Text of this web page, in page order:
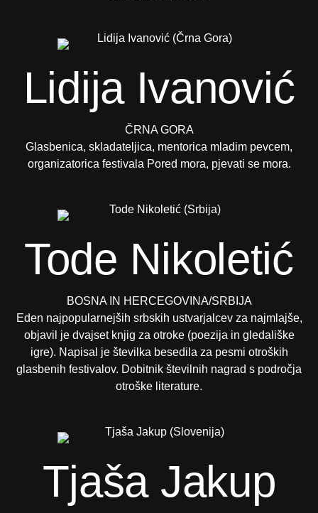
Lidija Ivanović
ČRNA GORA
Glasbenica, skladateljica, mentorica mladim pevcem,
organizatorica festivala Pored mora, pjevati se mora.
Tode Nikoletić
BOSNA IN HERCEGOVINA/SRBIJA
Eden najpopularnejših srbskih ustvarjalcev za najmlajše,
objavil je dvajset knjig za otroke (poezija in gledališke
igre). Napisal je številka besedila za pesmi otroških
glasbenih festivalov. Dobitnik številnih nagrad s področja
otroške literature.
Tjaša Jakup